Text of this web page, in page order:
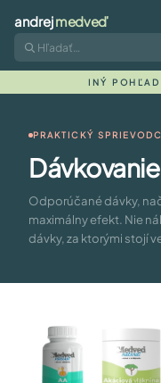
andrejmedveď
INÝ
PRAKTICKÝ
Dávkovanie
Odporúčané dávky,
maximálny efekt. Nie
dávky, za ktorými stojí